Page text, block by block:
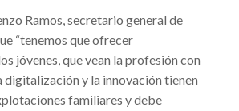
Ramos, secretario general de
“tenemos que ofrecer
jóvenes, que vean la profesión con
digitalización y la innovación tienen
familiares y debe